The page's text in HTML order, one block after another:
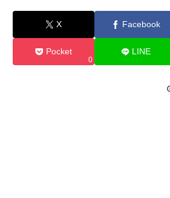
X Facebook
Pocket
0
LINE